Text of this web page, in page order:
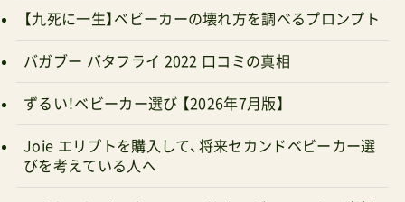
【九死に一生】ベビーカーの壊れ方を調べるプロンプト
バガブー バタフライ 2022 口コミの真相
ずるい！ベビーカー選び 【2026年7月版】
Joie エリプトを購入して、将来セカンドベビーカー選
びを考えている人へ